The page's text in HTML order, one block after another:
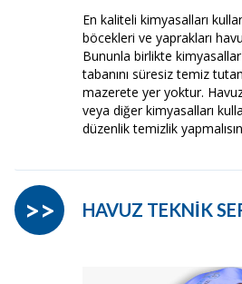
En kaliteli kimyasalları
böcekleri ve yaprakları
Bununla birlikte kimyasallar
tabanını süresiz temiz
mazerete yer yoktur.
veya diğer kimyasalları
düzenlik temizlik
HAVUZ TEKNİK
>>